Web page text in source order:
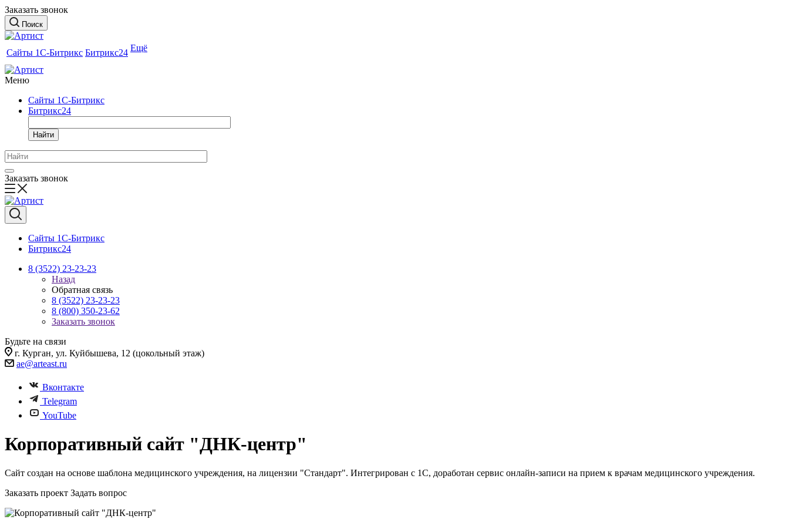
Заказать звонок
Поиск
Сайты 1С-Битрикс Битрикс24 Ещё
Меню
Сайты 1С-Битрикс
Битрикс24
Найти
Заказать звонок
Сайты 1С-Битрикс
Битрикс24
8 (3522) 23-23-23
Назад
Обратная связь
8 (3522) 23-23-23
8 (800) 350-23-62
Заказать звонок
Будьте на связи
г. Курган, ул. Куйбышева, 12 (цокольный этаж)
ae@arteast.ru
Вконтакте
Telegram
YouTube
Корпоративный сайт "ДНК-центр"
Сайт создан на основе шаблона медицинского учреждения, на лицензии "Стандарт". Интегрирован с 1С, доработан сервис онлайн-записи на прием к врачам медицинского учреждения.
Заказать проект Задать вопрос